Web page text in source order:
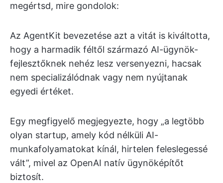
megértsd, mire gondolok:
Az AgentKit bevezetése azt a vitát is kiváltotta,
hogy a harmadik féltől származó AI-ügynök-
fejlesztőknek nehéz lesz versenyezni, hacsak
nem specializálódnak vagy nem nyújtanak
egyedi értéket.
Egy megfigyelő megjegyezte, hogy „a legtöbb
olyan startup, amely kód nélküli AI-
munkafolyamatokat kínál, hirtelen feleslegessé
vált”, mivel az OpenAI natív ügynöképítőt
biztosít.